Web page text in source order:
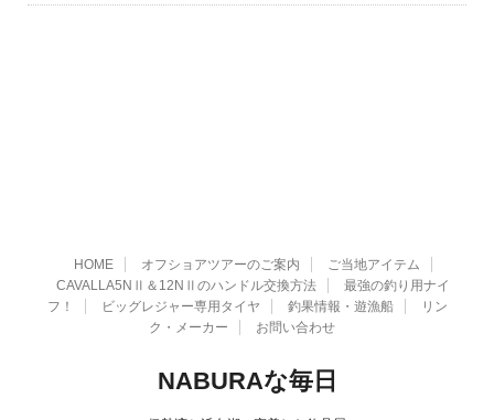
HOME オフショアツアーのご案内
ご当地アイテム
CAVALLA5NⅡ＆12NⅡのハンドル交換方法
最強の釣り用ナイ
フ！
ビッグレジャー専用タイヤ 釣果情報・遊漁船
リン
ク・メーカー
お問い合わせ
NABURAな毎日